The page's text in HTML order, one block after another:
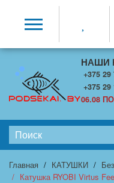
НАШИ
+375 29
+375 29
06.08
Главная КАТУШКИ
Катушка RYOBI Virtus